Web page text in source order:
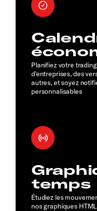
Planifiez votre
d'entreprises, des
autres, et soyez
personnalisables
temps
Étudiez les
nos graphiques